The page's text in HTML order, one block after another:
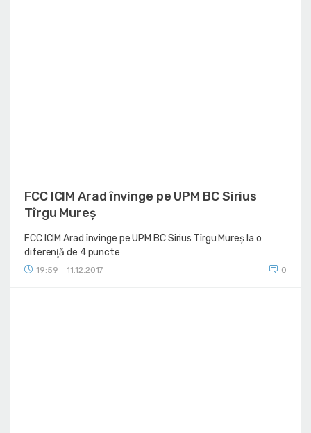
FCC ICIM Arad învinge pe UPM BC Sirius
Tîrgu Mureș
FCC ICIM Arad învinge pe UPM BC Sirius Tîrgu Mureș la o
diferenţă de 4 puncte
19:59 11.12.2017 0